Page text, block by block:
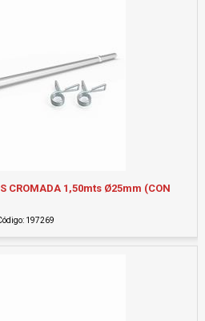
CROMADA 1,50mts Ø25mm (CON
197269